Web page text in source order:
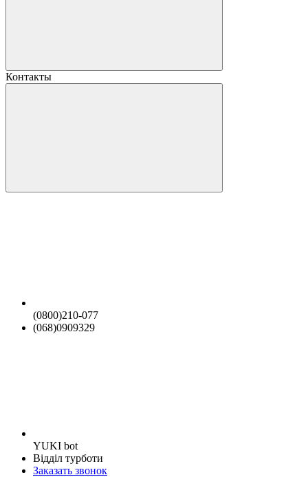
Контакты
(0800)210-077
(068)0909329
YUKI bot
Відділ турботи
Заказать звонок